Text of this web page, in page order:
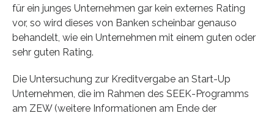
für ein junges Unternehmen gar kein externes Rating
vor, so wird dieses von Banken scheinbar genauso
behandelt, wie ein Unternehmen mit einem guten oder
sehr guten Rating.
Die Untersuchung zur Kreditvergabe an Start-Up
Unternehmen, die im Rahmen des SEEK-Programms
am ZEW (weitere Informationen am Ende der